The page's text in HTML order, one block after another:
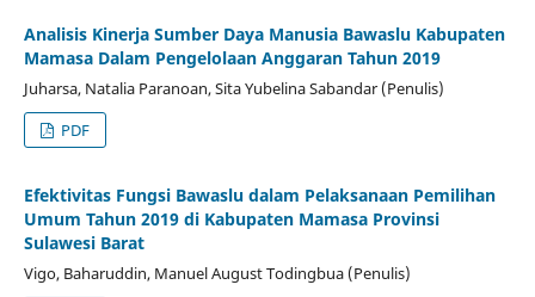
Analisis Kinerja Sumber Daya Manusia Bawaslu Kabupaten
Mamasa Dalam Pengelolaan Anggaran Tahun 2019
Juharsa, Natalia Paranoan, Sita Yubelina Sabandar (Penulis)
PDF
Efektivitas Fungsi Bawaslu dalam Pelaksanaan Pemilihan
Umum Tahun 2019 di Kabupaten Mamasa Provinsi
Sulawesi Barat
Vigo, Baharuddin, Manuel August Todingbua (Penulis)